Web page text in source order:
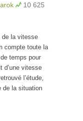
10 625
de la vitesse
compte toute la
temps pour
d’une vitesse
l’étude,
de la situation